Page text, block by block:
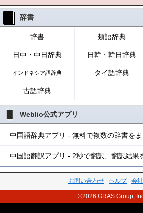
辞書
辞書 類語辞典
日中・中日辞典 日韓・韓日辞典
インドネシア語辞典 タイ語辞典
古語辞典
Weblio公式アプリ
中国語辞典アプリ - 無料で複数の辞書を
中国語翻訳アプリ - 2秒で翻訳、翻訳結果
お問い合わせ ヘルプ 会
©2026 GRAS Group,